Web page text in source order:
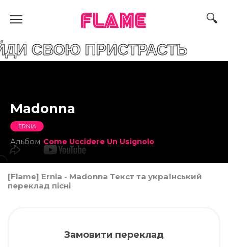
FLAME
ПРИСТРАСТЬ
Madonna
ERNIA
Альбом Come Uccidere Un Usignolo
[Flame] Ernia - Madonna Текст та український
переклад пісні
Замовити переклад